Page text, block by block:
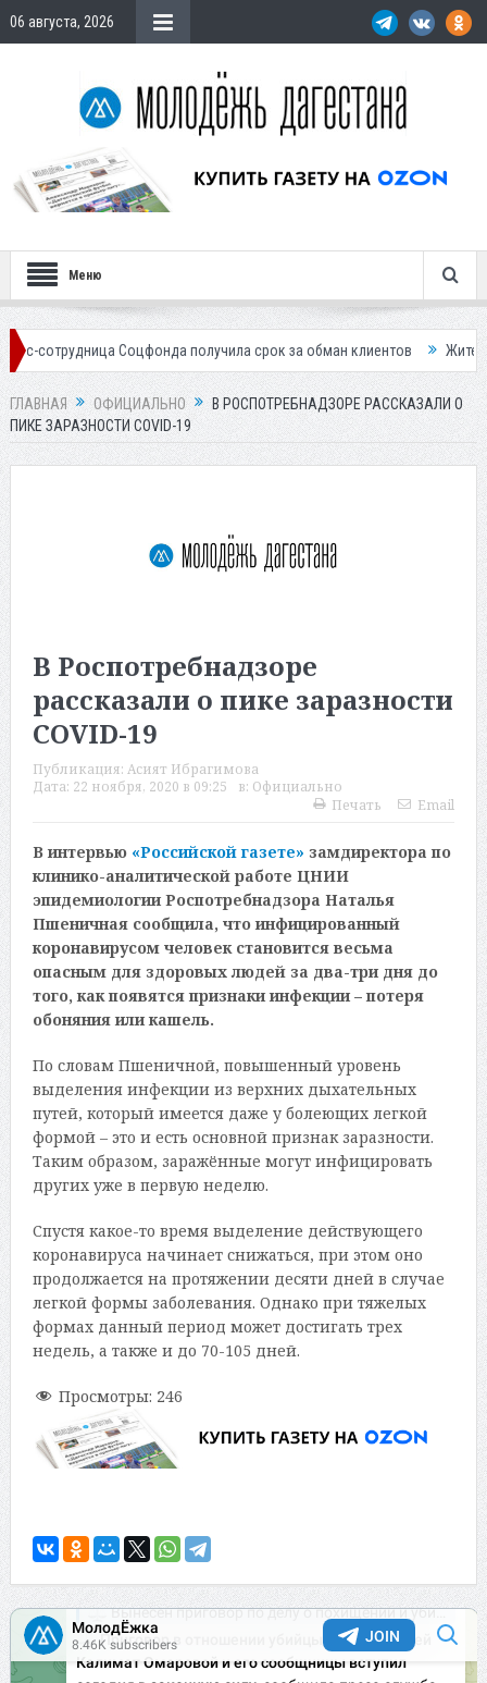
06 августа, 2026
Меню
Соцфонда получила срок за обман клиентов Жителей
ГЛАВНАЯ ОФИЦИАЛЬНО
В РОСПОТРЕБНАДЗОРЕ РАССКАЗАЛИ О
ПИКЕ ЗАРАЗНОСТИ COVID-19
В Роспотребнадзоре
рассказали о пике заразности
COVID-19
Публикация: Асият Ибрагимова
Дата: 22 ноября, 2020 в 09:25 в: Официально
Печать
Email
В интервью «Российской газете» замдиректора по
клинико-аналитической работе ЦНИИ
эпидемиологии Роспотребнадзора Наталья
Пшеничная сообщила, что инфицированный
коронавирусом человек становится весьма
опасным для здоровых людей за два-три дня до
того, как появятся признаки инфекции – потеря
обоняния или кашель.
По словам Пшеничной, повышенный уровень
выделения инфекции из верхних дыхательных
путей, который имеется даже у болеющих легкой
формой – это и есть основной признак заразности.
Таким образом, заражённые могут инфицировать
других уже в первую неделю.
Спустя какое-то время выделение действующего
коронавируса начинает снижаться, при этом оно
продолжается на протяжении десяти дней в случае
легкой формы заболевания. Однако при тяжелых
формах данный период может достигать трех
недель, а также и до 70-105 дней.
Просмотры: 246